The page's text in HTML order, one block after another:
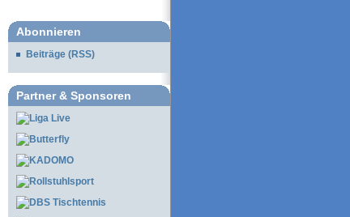
Abonnieren
Beiträge (RSS)
Partner & Sponsoren